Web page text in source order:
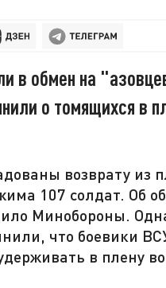
в обмен на
о томящихся в
возврату из
107 солдат. Об
Минобороны.
что боевики
в плену